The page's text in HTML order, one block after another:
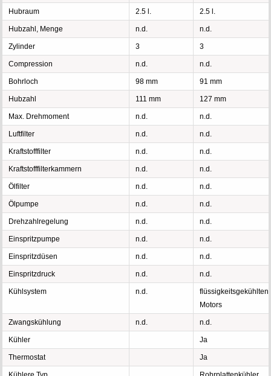
Hubraum 2.5 l. 2.5 l.
Hubzahl, Menge n.d. n.d.
Zylinder 3 3
Compression n.d. n.d.
Bohrloch 98 mm 91 mm
Hubzahl 111 mm 127 mm
Max. Drehmoment n.d. n.d.
Luftfilter n.d. n.d.
Kraftstofffilter n.d. n.d.
Kraftstofffilterkammern n.d. n.d.
Ölfilter n.d. n.d.
Ölpumpe n.d. n.d.
Drehzahlregelung n.d. n.d.
Einspritzpumpe n.d. n.d.
Einspritzdüsen n.d. n.d.
Einspritzdruck n.d. n.d.
Kühlsystem n.d.
flüssigkeitsgekühlten
Motors
Zwangskühlung n.d. n.d.
Kühler Ja
Thermostat Ja